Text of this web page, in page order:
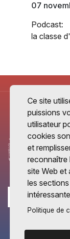
07
Podcast:
la classe
Ce site
puissions
utilisateur
cookies
et
reconnaître
site Web et
les
Politique de